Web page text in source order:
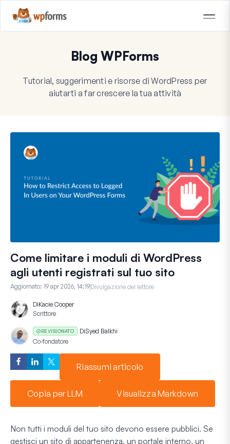
Blog WPForms
Tutorial, suggerimenti e risorse di WordPress per
aiutarti a far crescere la tua attività
Come limitare i moduli di WordPress
agli utenti registrati sul tuo sito
Aggiornato: 19 apr 2026, 14:19Divulgazione del lettore
DiKacie Cooper
Scrittore
REVISIONATO DiSyed Balkhi
Co-fondatore
Riassumi articolo
Copia per LLM Visualizza Markdown
Non tutti i moduli del tuo sito devono essere pubblici. Se
gestisci un sito di appartenenza, un portale interno, un